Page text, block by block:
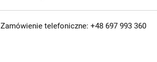
Zamówienie telefoniczne: +48 697 993 360